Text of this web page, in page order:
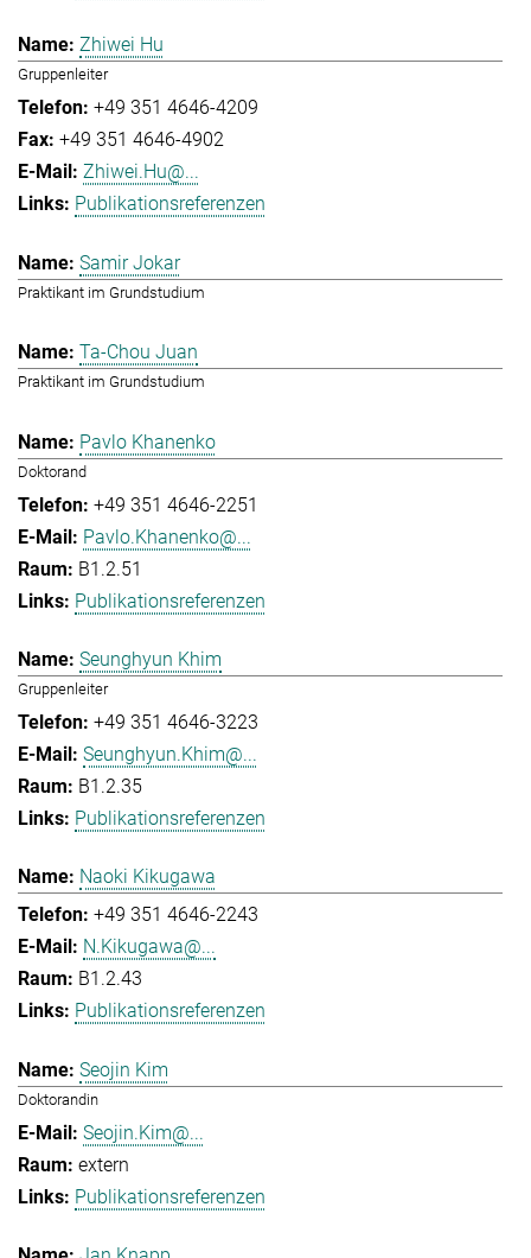
Zhiwei Hu
Gruppenleiter
+49 351 4646-4209
+49 351 4646-4902
Zhiwei.Hu@...
Publikationsreferenzen
Samir Jokar
Praktikant im Grundstudium
Ta-Chou Juan
Praktikant im Grundstudium
Pavlo Khanenko
Doktorand
+49 351 4646-2251
Pavlo.Khanenko@...
B1.2.51
Publikationsreferenzen
Seunghyun Khim
Gruppenleiter
+49 351 4646-3223
Seunghyun.Khim@...
B1.2.35
Publikationsreferenzen
Naoki Kikugawa
+49 351 4646-2243
N.Kikugawa@...
B1.2.43
Publikationsreferenzen
Seojin Kim
Doktorandin
Seojin.Kim@...
extern
Publikationsreferenzen